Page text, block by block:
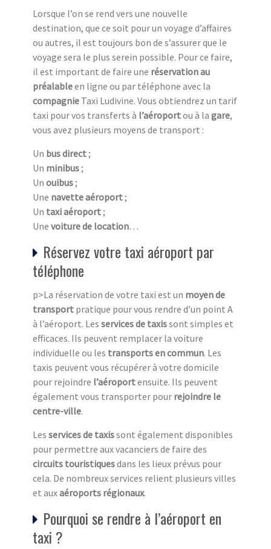
Lorsque l’on se rend vers une nouvelle
destination, que ce soit pour un voyage d’affaires
ou autres, il est toujours bon de s’assurer que le
voyage sera le plus serein possible. Pour ce faire,
il est important de faire une réservation au
préalableen ligne ou par téléphone avec la
compagnie Taxi Ludivine. Vous obtiendrez un tarif
taxi pour vos transferts à l’aéroportou à la gare,
vous avez plusieurs moyens de transport :
Un bus direct;
Un minibus;
Un ouibus;
Une navette aéroport;
Un taxi aéroport;
Une voiture de location…
Réservez votre taxi aéroport par
téléphone
p>La réservation de votre taxi est un moyen de
transport pratique pour vous rendre d’un point A
à l’aéroport. Les services de taxissont simples et
efficaces. Ils peuvent remplacer la voiture
individuelle ou les transports en commun. Les
taxis peuvent vous récupérer à votre domicile
pour rejoindre l’aéroportensuite. Ils peuvent
également vous transporter pour rejoindre le
centre-ville.
Les services de taxissont également disponibles
pour permettre aux vacanciers de faire des
circuits touristiquesdans les lieux prévus pour
cela. De nombreux services relient plusieurs villes
et auxaéroports régionaux.
Pourquoi se rendre à l’aéroport en
taxi ?